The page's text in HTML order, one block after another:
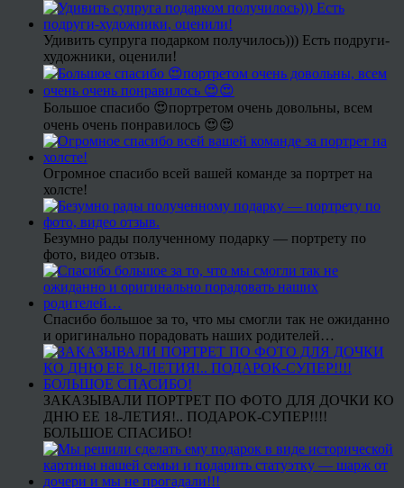
Удивить супруга подарком получилось))) Есть подруги-
художники, оценили!
Большое спасибо 😍портретом очень довольны, всем
очень очень понравилось 😍😍
Огромное спасибо всей вашей команде за портрет на
холсте!
Безумно рады полученному подарку — портрету по
фото, видео отзыв.
Спасибо большое за то, что мы смогли так не ожиданно
и оригинально порадовать наших родителей…
ЗАКАЗЫВАЛИ ПОРТРЕТ ПО ФОТО ДЛЯ ДОЧКИ КО
ДНЮ ЕЕ 18-ЛЕТИЯ!.. ПОДАРОК-СУПЕР!!!!
БОЛЬШОЕ СПАСИБО!